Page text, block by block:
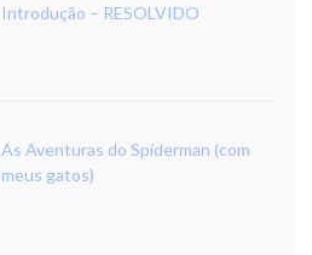
Introdução – RESOLVIDO
As Aventuras do Spiderman (com
meus gatos)